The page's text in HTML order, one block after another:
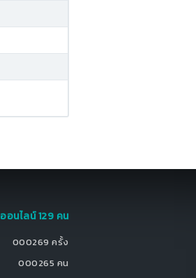
ออนไลน์ 129 คน
000269 ครั้ง
000265 คน